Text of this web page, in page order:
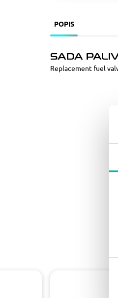
POPIS
SADA
Replacement fuel